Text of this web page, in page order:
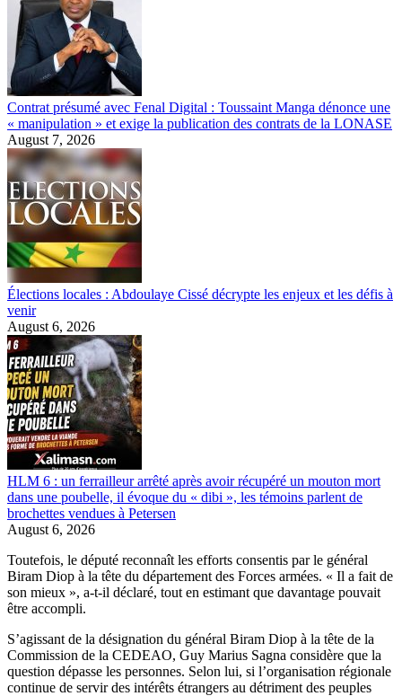
Contrat présumé avec Fenal Digital : Toussaint Manga dénonce une
« manipulation » et exige la publication des contrats de la LONASE
August 7, 2026
Élections locales : Abdoulaye Cissé décrypte les enjeux et les défis à
venir
August 6, 2026
HLM 6 : un ferrailleur arrêté après avoir récupéré un mouton mort
dans une poubelle, il évoque du « dibi », les témoins parlent de
brochettes vendues à Petersen
August 6, 2026
Toutefois, le député reconnaît les efforts consentis par le général
Biram Diop à la tête du département des Forces armées. « Il a fait de
son mieux », a-t-il déclaré, tout en estimant que davantage pouvait
être accompli.
S’agissant de la désignation du général Biram Diop à la tête de la
Commission de la CEDEAO, Guy Marius Sagna considère que la
question dépasse les personnes. Selon lui, si l’organisation régionale
continue de servir des intérêts étrangers au détriment des peuples